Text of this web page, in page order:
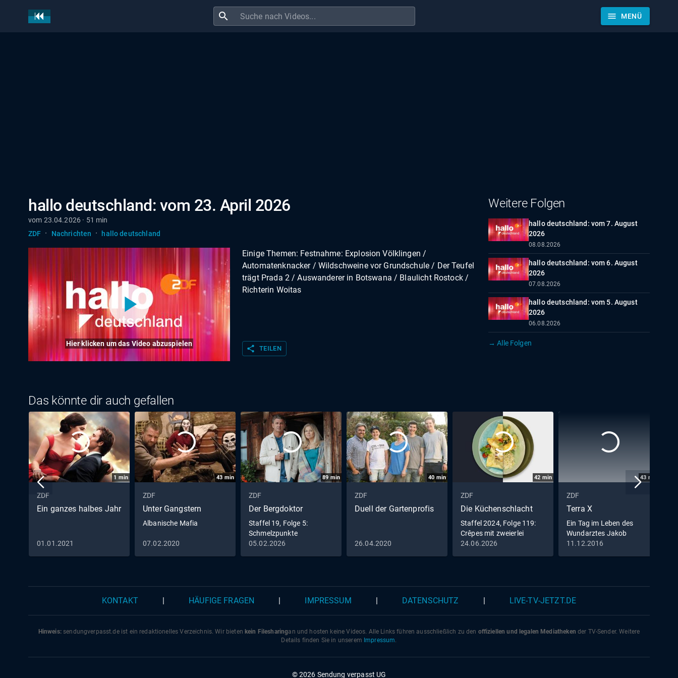
search menu MENÜ
hallo deutschland: vom 23. April 2026
vom 23.04.2026 · 51 min
ZDF · Nachrichten · hallo deutschland
Hier klicken um das Video abzuspielen
Einige Themen: Festnahme: Explosion Völklingen /
Automatenknacker / Wildschweine vor Grundschule / Der Teufel
trägt Prada 2 / Auswanderer in Botswana / Blaulicht Rostock /
Richterin Woitas
share TEILEN
Weitere Folgen
hallo deutschland: vom 7. August
2026
08.08.2026
hallo deutschland: vom 6. August
2026
07.08.2026
hallo deutschland: vom 5. August
2026
06.08.2026
→ Alle Folgen
Das könnte dir auch gefallen
1 min
ZDF
Ein ganzes halbes Jahr
01.01.2021
43 min
ZDF
Unter Gangstern
Albanische Mafia
07.02.2020
89 min
ZDF
Der Bergdoktor
Staffel 19, Folge 5:
Schmelzpunkte
05.02.2026
40 min
ZDF
Duell der Gartenprofis
26.04.2020
42 min
ZDF
Die Küchenschlacht
Staffel 2024, Folge 119:
Crêpes mit zweierlei
Füllung vs. Zitrus-
24.06.2026
43 min
ZDF
Terra X
Ein Tag im Leben des
Wundarztes Jakob
Althaus im Jahr 1454
11.12.2016
KONTAKT HÄUFIGE FRAGEN IMPRESSUM DATENSCHUTZ LIVE-TV-JETZT.DE
Hinweis:sendungverpasst.deist ein redaktionelles Verzeichnis. Wir bieten kein Filesharingan und hosten keine Videos. Alle Links führen ausschließlich zu den offiziellen und legalen Mediatheken der TV-Sender. Weitere
Details finden Sie in unserem Impressum.
© 2026 Sendung verpasst UG